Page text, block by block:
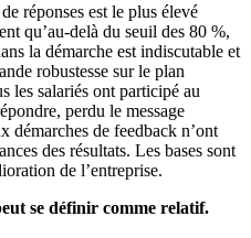
réponses est le plus élevé
qu’au-delà du seuil des 80 %,
la démarche est indiscutable et
robustesse sur le plan
les salariés ont participé au
perdu le message
démarches de feedback n’ont
des résultats. Les bases sont
de l’entreprise.
se définir comme relatif.